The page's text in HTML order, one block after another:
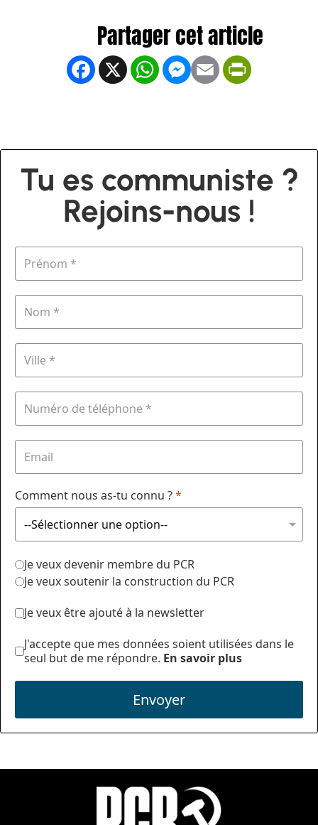
Facebook
X WhatsApp
Messenger
Email
Tu es communiste ?
Rejoins-nous !
Comment nous as-tu connu ?*
Je veux devenir membre du PCR
Je veux soutenir la construction du PCR
Je veux être ajouté à la newsletter
J'accepte que mes données soient utilisées dans le
seul but de me répondre. En savoir plus
Envoyer